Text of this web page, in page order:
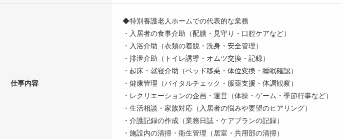
仕事内容
◆特別養護老人ホームでの代表的な業務
・入居者の食事介助（配膳・見守り・口腔ケアなど）
・入浴介助（衣類の着脱・洗身・安全管理）
・排泄介助（トイレ誘導・オムツ交換・記録）
・起床・就寝介助（ベッド移乗・体位変換・睡眠確認）
・健康管理（バイタルチェック・服薬支援・体調観察）
・レクリエーションの企画・運営（体操・ゲーム・季節行事など）
・生活相談・家族対応（入居者の悩みや要望のヒアリング）
・介護記録の作成（業務日誌・ケアプランの記録）
・施設内の清掃・衛生管理（居室・共用部の清掃）